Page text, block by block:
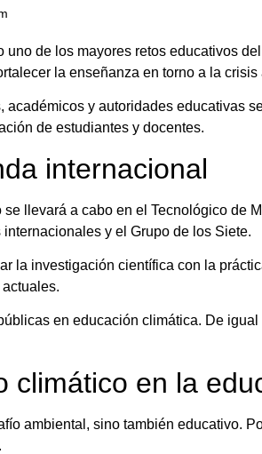
de los mayores retos educativos
la enseñanza en torno a la crisis
académicos y autoridades educativas
de estudiantes y docentes.
internacional
llevará a cabo en el Tecnológico de
y el Grupo de los Siete.
la investigación científica con la
en educación climática. De
climático en la
ambiental, sino también educativo.